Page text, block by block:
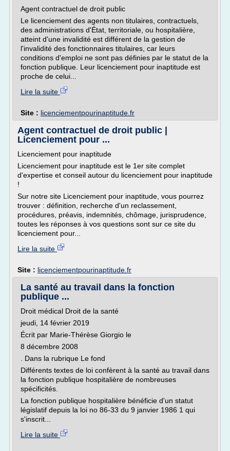
Agent contractuel de droit public
Le licenciement des agents non titulaires, contractuels,
des administrations d'État, territoriale, ou hospitalière,
atteint d'une invalidité est différent de la gestion de
l'invalidité des fonctionnaires titulaires, car leurs
conditions d'emploi ne sont pas définies par le statut de la
fonction publique. Leur licenciement pour inaptitude est
proche de celui...
Lire la suite
Site : licenciementpourinaptitude.fr
Agent contractuel de droit public |
Licenciement pour ...
Licenciement pour inaptitude
Licenciement pour inaptitude est le 1er site complet
d'expertise et conseil autour du licenciement pour inaptitude
!
Sur notre site Licenciement pour inaptitude, vous pourrez
trouver : définition, recherche d'un reclassement,
procédures, préavis, indemnités, chômage, jurisprudence,
toutes les réponses à vos questions sont sur ce site du
licenciement pour...
Lire la suite
Site : licenciementpourinaptitude.fr
La santé au travail dans la fonction
publique ...
Droit médical Droit de la santé
jeudi, 14 février 2019
Écrit par Marie-Thérèse Giorgio le
8 décembre 2008
. Dans la rubrique Le fond
Différents textes de loi confèrent à la santé au travail dans
la fonction publique hospitalière de nombreuses
spécificités.
La fonction publique hospitalière bénéficie d'un statut
législatif depuis la loi no 86-33 du 9 janvier 1986 1 qui
s'inscrit...
Lire la suite